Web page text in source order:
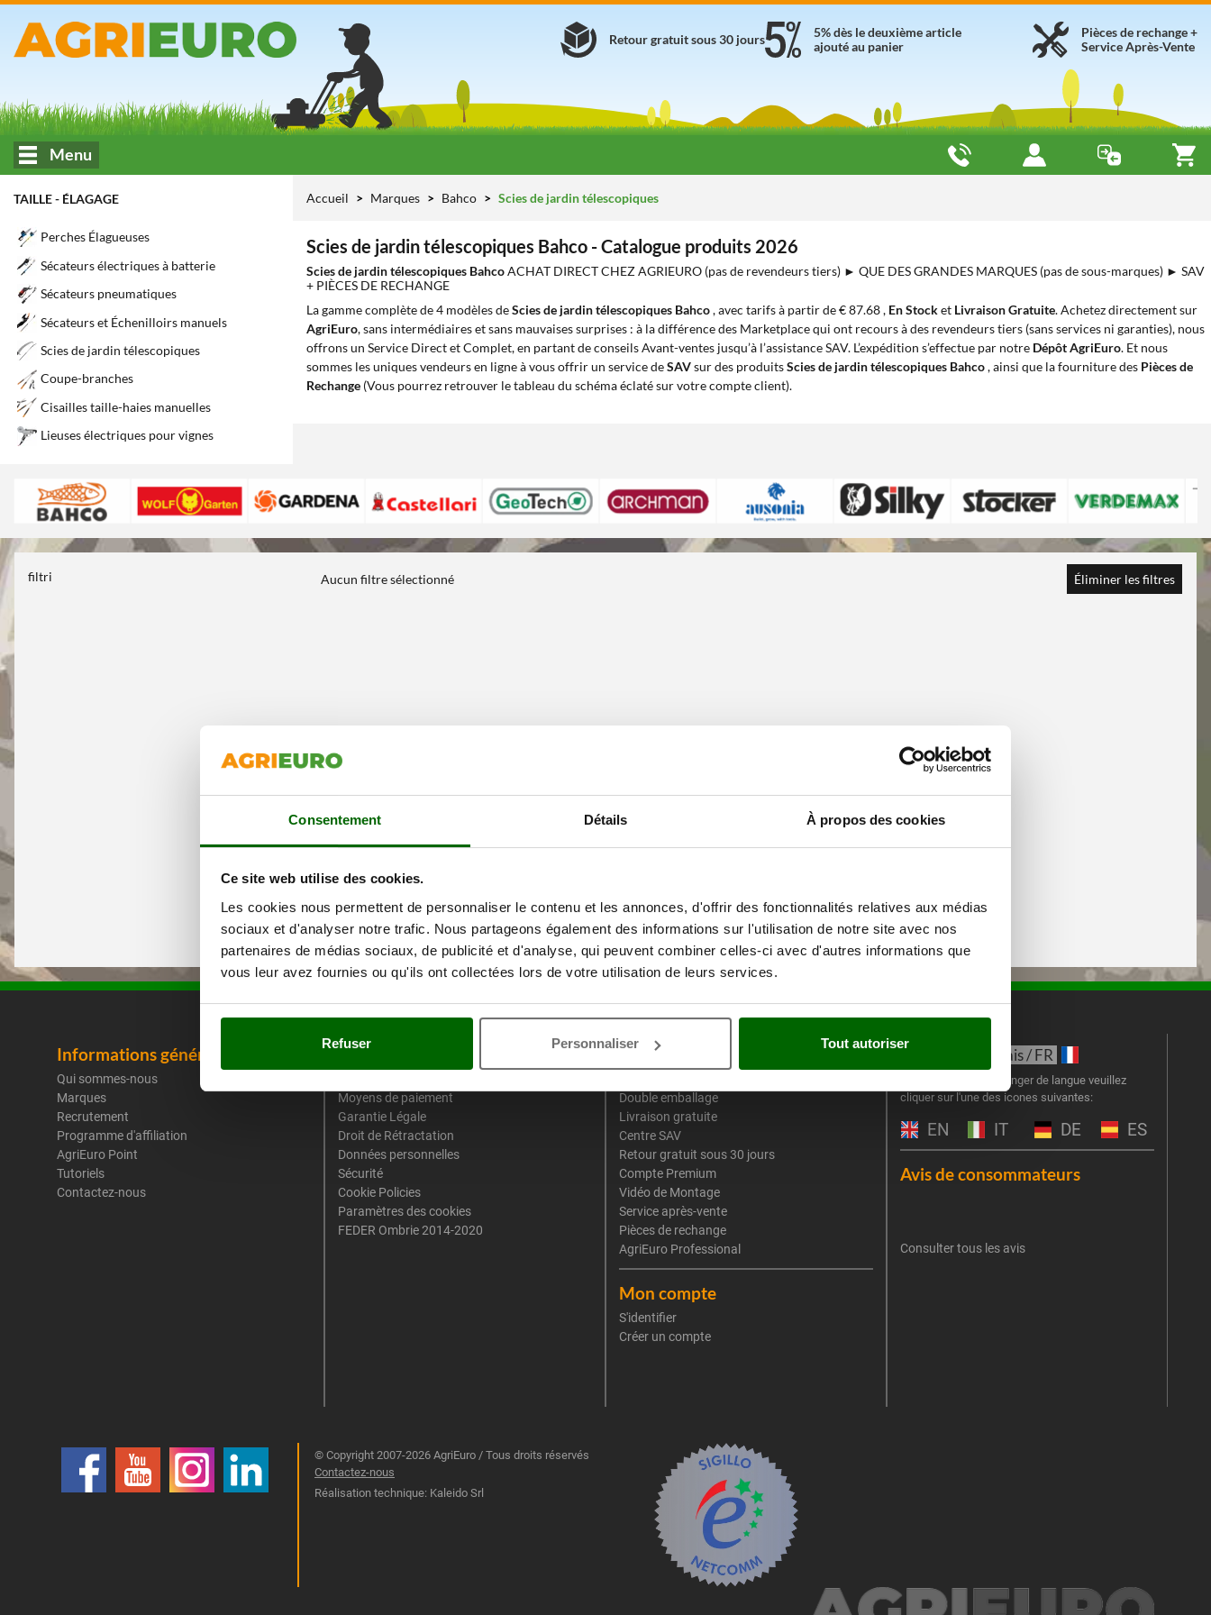
Consentement Détails À propos des cookies
Ce site web utilise des cookies.
Les cookies nous permettent de personnaliser le contenu et les annonces, d'offrir des fonctionnalités relatives aux médias
sociaux et d'analyser notre trafic. Nous partageons également des informations sur l'utilisation de notre site avec nos
partenaires de médias sociaux, de publicité et d'analyse, qui peuvent combiner celles-ci avec d'autres informations que
vous leur avez fournies ou qu'ils ont collectées lors de votre utilisation de leurs services.
Refuser Personnaliser Tout autoriser
Pièces de rechange +
Service Après-Vente
5% dès le deuxième article
ajouté au panier
Retour gratuit sous 30 jours
Menu
TAILLE - ÉLAGAGE
Perches Élagueuses
Sécateurs électriques à batterie
Sécateurs pneumatiques
Sécateurs et Échenilloirs manuels
Scies de jardin télescopiques
Coupe-branches
Cisailles taille-haies manuelles
Lieuses électriques pour vignes
Accueil Marques Bahco Scies de jardin télescopiques
Scies de jardin télescopiques Bahco - Catalogue produits 2026
Scies de jardin télescopiques BahcoACHAT DIRECT CHEZ AGRIEURO (pas de revendeurs tiers) ► QUE DES GRANDES MARQUES (pas de sous-marques) ► SAV
+ PIÈCES DE RECHANGE
La gamme complète de 4 modèles deScies de jardin télescopiques Bahco, avec tarifs à partir de € 87.68 , En Stocket Livraison Gratuite. Achetez directement sur
AgriEuro, sans intermédiaires et sans mauvaises surprises : à la différence des Marketplace qui ont recours à des revendeurs tiers (sans services ni garanties), nous
offrons un Service Direct et Complet, en partant de conseils Avant-ventes jusqu’à l’assistance SAV. L’expédition s’effectue par notre Dépôt AgriEuro. Et nous
sommes les uniques vendeurs en ligne à vous offrir un service deSAVsur des produitsScies de jardin télescopiques Bahco, ainsi que la fourniture des Pièces de
Rechange (Vous pourrez retrouver le tableau du schéma éclaté sur votre compte client).
filtri Aucun filtre sélectionné Éliminer les filtres
Informations générales
Qui sommes-nous
Marques
Recrutement
Programme d'affiliation
AgriEuro Point
Tutoriels
Contactez-nous
Mentions légales
Moyens de paiement
Garantie Légale
Droit de Rétractation
Données personnelles
Sécurité
Cookie Policies
Paramètres des cookies
FEDER Ombrie 2014-2020
Services Spécifiques AgriEuro
Double emballage
Livraison gratuite
Centre SAV
Retour gratuit sous 30 jours
Compte Premium
Vidéo de Montage
Service après-vente
Pièces de rechange
AgriEuro Professional
Mon compte
S'identifier
Créer un compte
Langue: Français / FR
Si vous souhaitez changer de langue veuillez
cliquer sur l'une des icones suivantes:
EN IT DE ES
Avis de consommateurs
Consulter tous les avis
© Copyright 2007-2026 AgriEuro / Tous droits réservés
Contactez-nous
Réalisation technique: Kaleido Srl